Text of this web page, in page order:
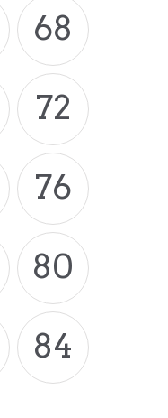
68
72
76
80
84